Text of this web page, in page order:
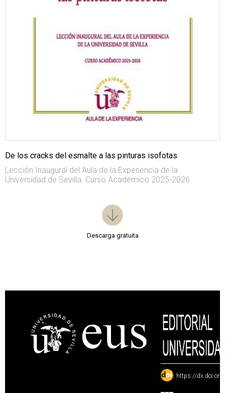
De los cracks del esmalte a las pinturas isofotas
Lección Inaugural del Aula de la Experiencia de la
Universidad de Sevilla. Curso Académico 2025-2026
Descarga gratuita
: https://